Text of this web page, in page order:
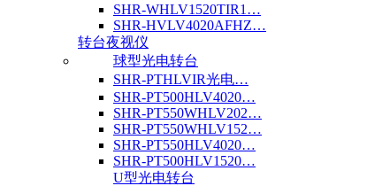
SHR-WHLV1520TIR1…
SHR-HVLV4020AFHZ…
转台夜视仪
球型光电转台
SHR-PTHLVIR光电…
SHR-PT500HLV4020…
SHR-PT550WHLV202…
SHR-PT550WHLV152…
SHR-PT550HLV4020…
SHR-PT500HLV1520…
U型光电转台